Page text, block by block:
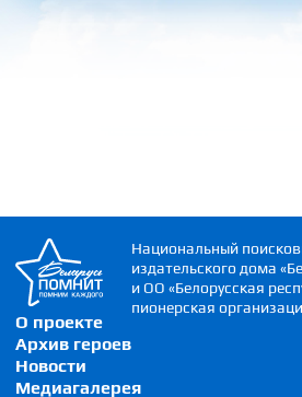
О проекте
Архив героев
Новости
Медиагалерея
Национальный
издательского дома
и ОО «Белорусская
пионерская